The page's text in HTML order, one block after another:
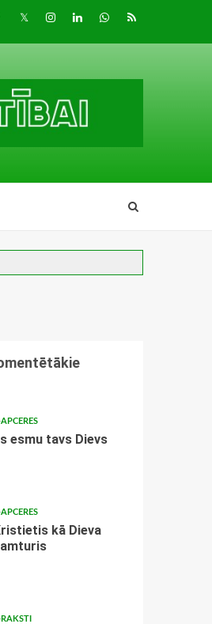
TwitterInstagram
LinkedInwhatsapp
RSS
APCERES
esmu tavs Dievs
APCERES
kā Dieva
RAKSTI